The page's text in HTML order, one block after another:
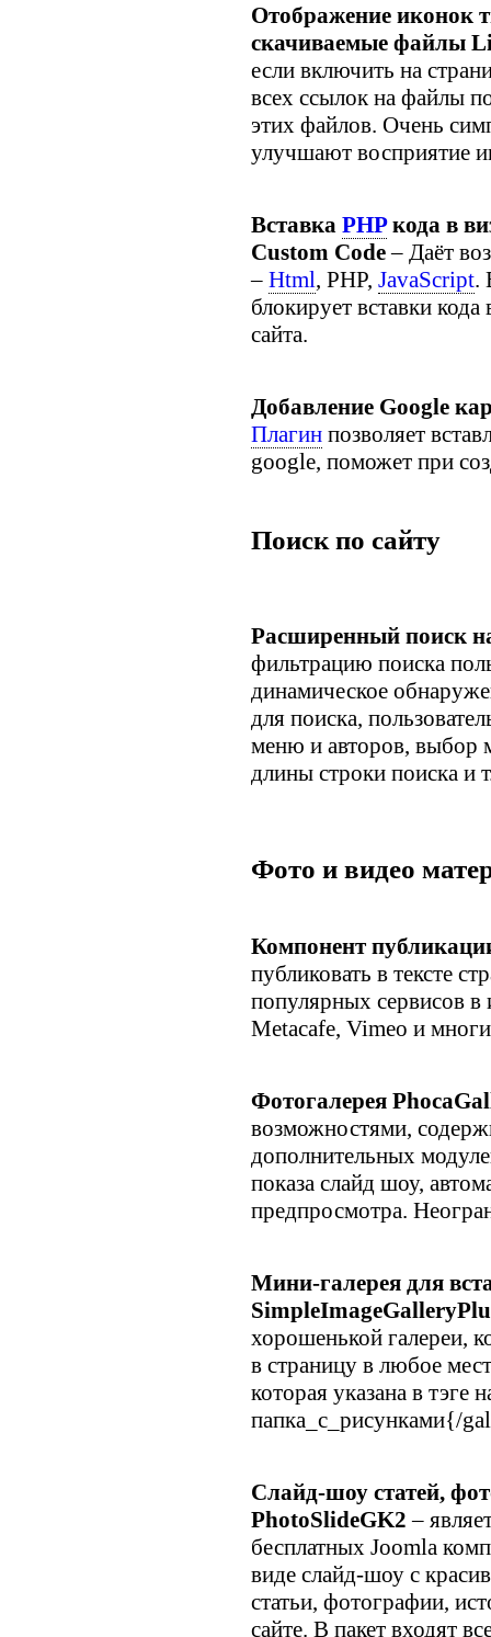
Отображение иконок
скачиваемые файлы
если включить на
всех ссылок на файлы
этих файлов. Очень
улучшают восприятие
Вставка PHPкода в
Custom Code– Даёт
– Html, PHP, JavaScript.
блокирует вставки
сайта.
Добавление Google
Плагин позволяет
google, поможет при
Поиск по сайту
Расширенный поиск
фильтрацию поиска
динамическое
для поиска,
меню и авторов, выбор
длины строки поиска и
Фото и видео
Компонент
публиковать в тексте
популярных сервисов в
Metacafe, Vimeo и
Фотогалерея
возможностями,
дополнительных
показа слайд шоу,
предпросмотра.
Мини-галерея для
хорошенькой галереи,
в страницу в любое
которая указана в тэге
папка_с_рисунками{/
Слайд-шоу статей,
PhotoSlideGK2 –
бесплатных Joomla
виде слайд-шоу с
статьи, фотографии,
сайте. В пакет входят